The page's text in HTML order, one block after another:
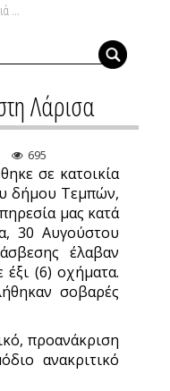
Πυρκαγιά σε οικία στη Λάρισα
Λάρισα
695
σε κατοικία
δήμου Τεμπών,
μας κατά
30 Αυγούστου
έλαβαν
(6) οχήματα.
σοβαρές
προανάκριση
ανακριτικό